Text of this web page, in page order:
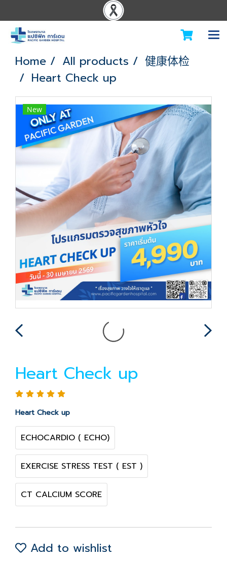
Home All products
健康体检
Heart Check up
New
Heart Check up
Heart Check up
ECHOCARDIO ( ECHO)
EXERCISE STRESS TEST ( EST )
CT CALCIUM SCORE
Add to wishlist